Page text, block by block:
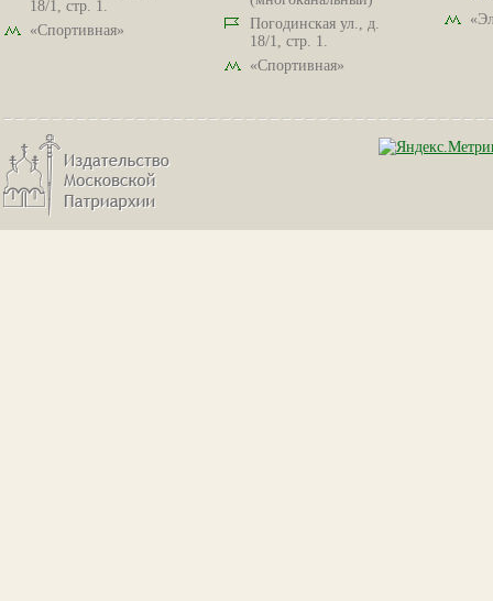
18/1, стр. 1.
«Спортивная»
Погодинская ул., д.
18/1, стр. 1.
«Спортивная»